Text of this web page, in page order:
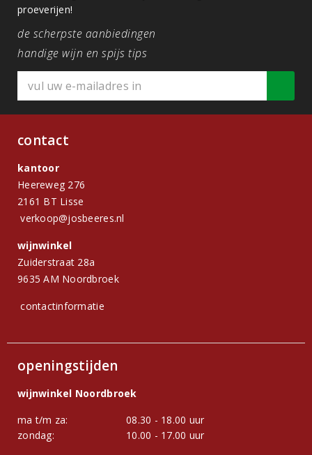
proeverijen!
de scherpste aanbiedingen
handige wijn en spijs tips
contact
kantoor
Heereweg 276
2161 BT Lisse
verkoop@josbeeres.nl
wijnwinkel
Zuiderstraat 28a
9635 AM Noordbroek
contactinformatie
openingstijden
wijnwinkel Noordbroek
ma t/m za:
08.30 - 18.00 uur
zondag:
10.00 - 17.00 uur